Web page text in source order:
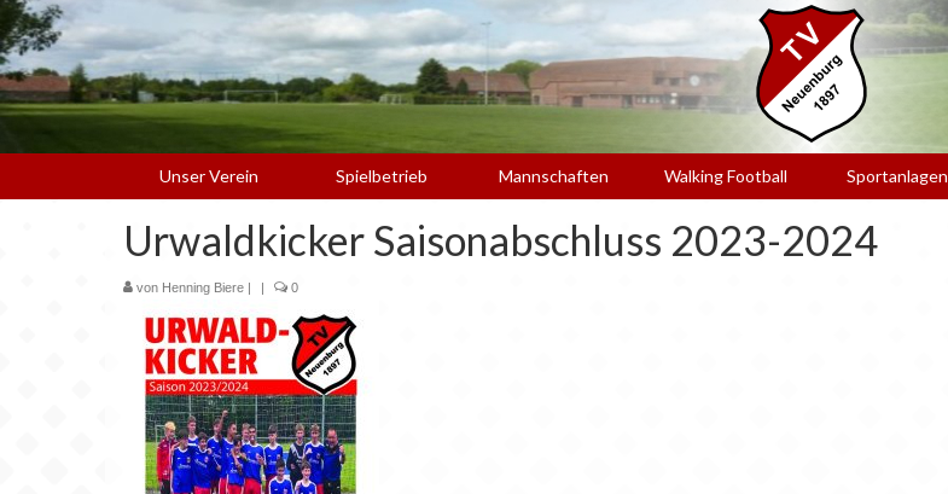
Unser Verein Spielbetrieb Mannschaften Walking Football Sportanlagen
Urwaldkicker Saisonabschluss 2023-2024
von Henning Biere | | 0